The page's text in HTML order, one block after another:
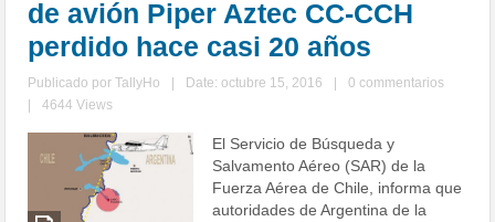
de avión Piper Aztec CC-CCH
perdido hace casi 20 años
Publicado porTallyHo Date: octubre 15, 2016
0 commentarios
4644 Views
El Servicio de Búsqueda y
Salvamento Aéreo (SAR) de la
Fuerza Aérea de Chile, informa que
autoridades de Argentina de la